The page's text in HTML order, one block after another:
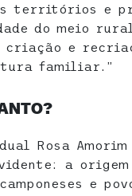
territórios e
do meio
e
familiar.”
Rosa Amorim
a
e